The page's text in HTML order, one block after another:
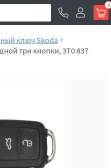
0
ключ Skoda
три кнопки, 3T0 837